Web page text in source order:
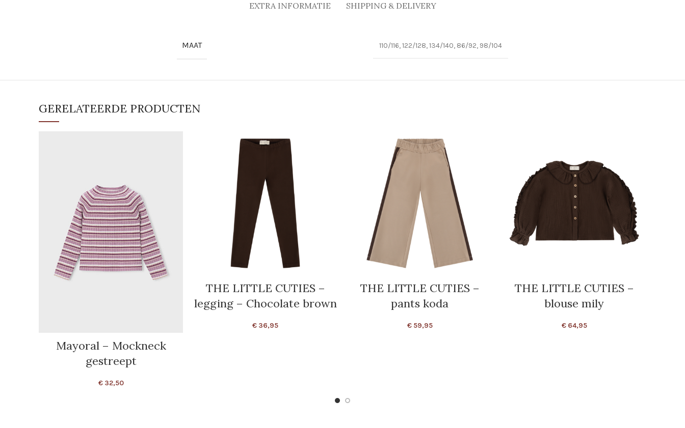
EXTRA INFORMATIE SHIPPING & DELIVERY
MAAT 110/116, 122/128, 134/140, 86/92, 98/104
GERELATEERDE PRODUCTEN
Mayoral – Mockneck
gestreept
€32,50
THE LITTLE CUTIES –
legging – Chocolate brown
€ 36,95
THE LITTLE CUTIES –
pants koda
€59,95
THE LITTLE CUTIES –
blouse mily
€64,95